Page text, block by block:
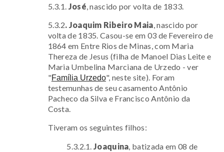
5.3.1. José, nascido por volta de 1833.
5.3.2. Joaquim Ribeiro Maia, nascido por
volta de 1835. Casou-se em 03 de Fevereiro de
1864 em Entre Rios de Minas,com Maria
Thereza de Jesus (filha de Manoel Dias Leite e
Maria Umbelina Marciana de Urzedo -ver
"Família Urzedo", neste site). Foram
testemunhas de seu casamento Antônio
Pacheco da Silva e Francisco Antônio da
Costa.
Tiveram os seguintes filhos:
5.3.2.1.Joaquina, batizada em 08 de